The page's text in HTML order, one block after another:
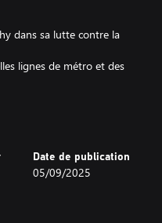
dans sa lutte contre la
lignes de métro et des
combattants à améliorer
gagner des crédits
Date de publication
05/09/2025